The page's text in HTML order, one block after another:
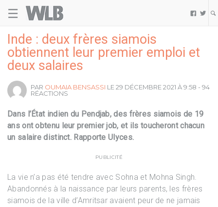
☰  
Inde : deux frères siamois
obtiennent leur premier emploi et
deux salaires
PAR OUMAIA BENSASSI LE 29 DÉCEMBRE 2021 À 9:58 - 94
RÉACTIONS
Dans l’État indien du Pendjab, des frères siamois de 19
ans ont obtenu leur premier job, et ils toucheront chacun
un salaire distinct. Rapporte Ulyces.
PUBLICITÉ
La vie n’a pas été tendre avec Sohna et Mohna Singh.
Abandonnés à la naissance par leurs parents, les frères
siamois de la ville d’Amritsar avaient peur de ne jamais